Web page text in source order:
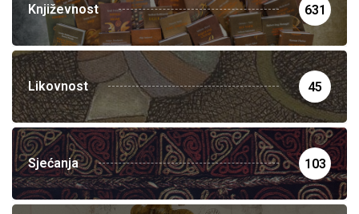
Književnost 631
Likovnost 45
Sjećanja 103